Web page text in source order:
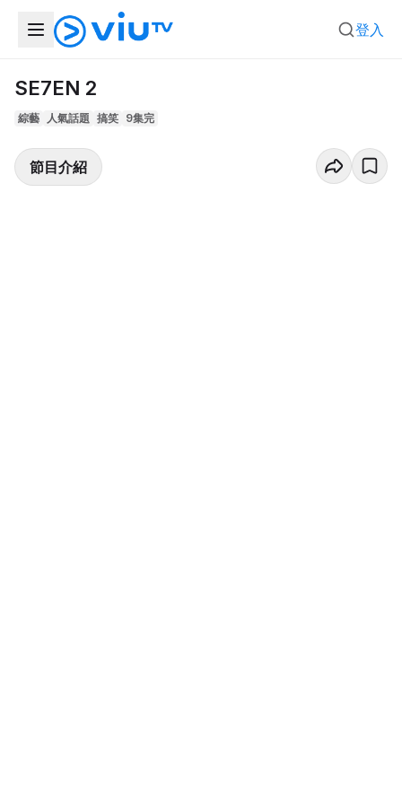
登入
SE7EN 2
綜藝 人氣話題 搞笑 9集完
節目介紹